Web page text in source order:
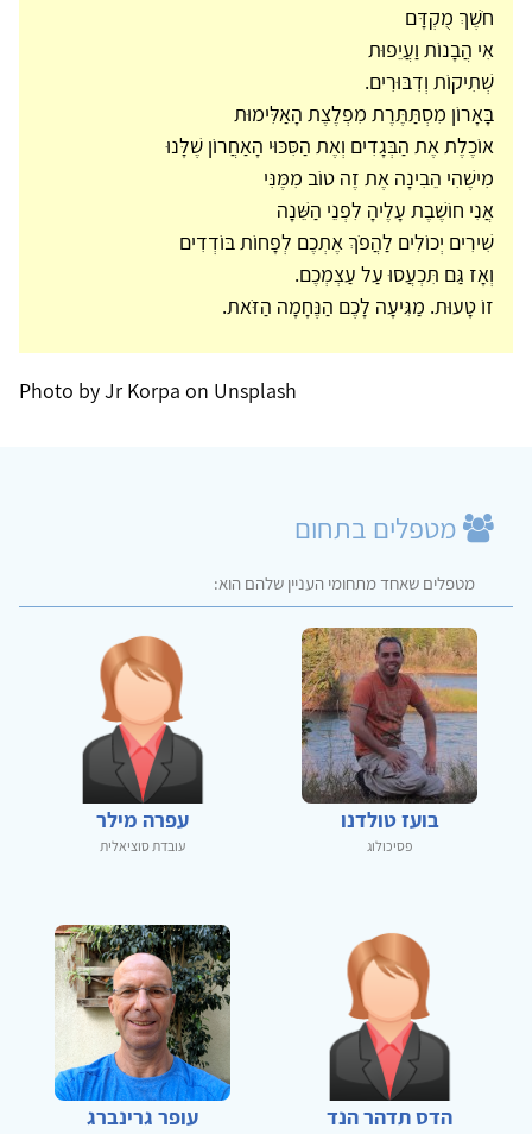
חֹשֶׁךְ מֻקְדָּם
אִי הֲבָנוֹת וַעֲיֵפוּת
שְׁתִיקוֹת וְדִבּוּרִים.
בָּאָרוֹן מִסְתַּתֶּרֶת מִפְלֶצֶת הָאַלִּימוּת
אוֹכֶלֶת אֶת הַבְּגָדִים וְאֶת הַסִּכּוּי הָאַחֲרוֹן שֶׁלָּנוּ
מִישֶׁהִי הֵבִינָה אֶת זֶה טוֹב מִמֶּנִּי
אֲנִי חוֹשֶׁבֶת עָלֶיהָ לִפְנֵי הַשֵּׁנָה
שִׁירִים יְכוֹלִים לַהֲפֹךְ אֶתְכֶם לְפָחוֹת בּוֹדְדִים
וְאָז גַּם תִּכְעֲסוּ עַל עַצְמְכֶם.
זוֹ טָעוּת. מַגִּיעָה לָכֶם הַנֶּחָמָה הַזֹּאת.
Photo by Jr Korpa on Unsplash
מטפלים בתחום
מטפלים שאחד מתחומי העניין שלהם הוא:
בועז טולדנו
פסיכולוג
עפרה מילר
עובדת סוציאלית
הדס תדהר הנד עופר גרינברג